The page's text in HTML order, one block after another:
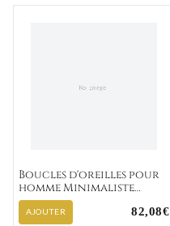
Boucles d'oreilles pour
homme Minimaliste
Boukalfa "135-31"
AJOUTER 82,08€